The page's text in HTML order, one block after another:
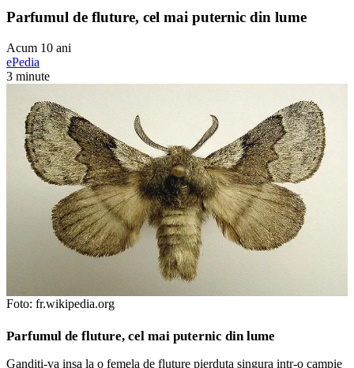
Parfumul de fluture, cel mai puternic din lume
Acum 10 ani
ePedia
3 minute
Foto: fr.wikipedia.org
Parfumul de fluture, cel mai puternic din lume
Ganditi-va insa la o femela de fluture pierduta singura intr-o campie